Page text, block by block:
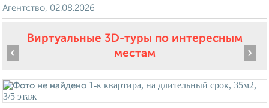
Агентство, 02.08.2026
Виртуальные 3D-туры по интересным
местам
‹ ›